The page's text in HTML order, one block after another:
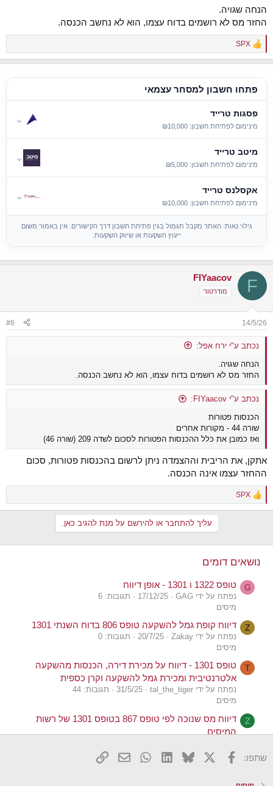
הנחה שגויה.
החזר מס לא רושמים בדוח עצמו, הוא לא נחשב הכנסה.
R
e
c
SPX
פתחו חשבון למסחר עצמאי
פסגות טרייד
מינימום לפתיחת חשבון: ₪10,000
⌄
מיטב טרייד
מינימום לפתיחת חשבון: ₪5,000
⌄
אקסלנס טרייד
מינימום לפתיחת חשבון: ₪10,000
⌄
גילוי נאות: האתר מקבל תגמול בגין פתיחת חשבון דרך הקישורים. אין באמור משום
ייעוץ השקעות או שיווק השקעות.
F
FIYaacov
מודרטור
14/5/26
#6
נכתב ע"י ירח אפל:
הנחה שגויה.
החזר מס לא רושמים בדוח עצמו, הוא לא נחשב הכנסה.
נכתב ע"י FIYaacov:
הכנסות פטורות
שורה 44 - מקורות אחרים
ואז כמובן את כלל ההכנסות הפטורות לסכום לשדה 209 (שורה 46)
אתקן, את הריבית וההצמדה ניתן לרשום בהכנסות פטורות, סכום
ההחזר עצמו אינה הכנסה.
R
e
i
n
SPX
עליך להתחבר או להירשם על מנת להגיב כאן.
נושאים דומים
G טופס 1322 ו 1301 - אופן דיווח
נפתח על ידי GAG 17/12/25
תגובות: 6
מיסים
Z דיווח קופת גמל להשקעה טופס 806 בדוח השנתי 1301
נפתח על ידי Zakay 20/7/25
תגובות: 0
מיסים
T
טופס 1301 - דיווח על מכירת דירה, הכנסות מהשקעה
אלטרנטיבית ומכירת גמל להשקעה וקרן כספית
נפתח על ידי tal_the_tiger 31/5/25
תגובות: 44
מיסים
Z
דיווח מס שנוכה לפי טופס 867 בטופס 1301 של רשות
המיסים
מיסים
שתפו: פייסבוק
X
Bluesky
LinkedIn
WhatsApp
דואר אלקטרוני
הוסף קישור